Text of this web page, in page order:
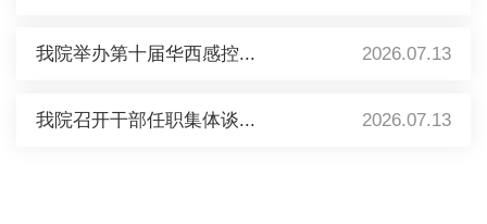
我院举办第十届华西感控... 2026.07.13
我院召开干部任职集体谈... 2026.07.13